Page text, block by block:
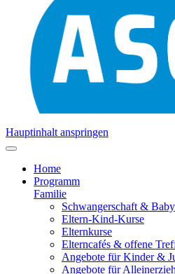
Hauptinhalt anspringen
Home
Programm
Familie
Schwangerschaft & Baby
Eltern-Kind-Kurse
Elternkurse
Elterncafés & offene
Angebote für Kinder &
Angebote für